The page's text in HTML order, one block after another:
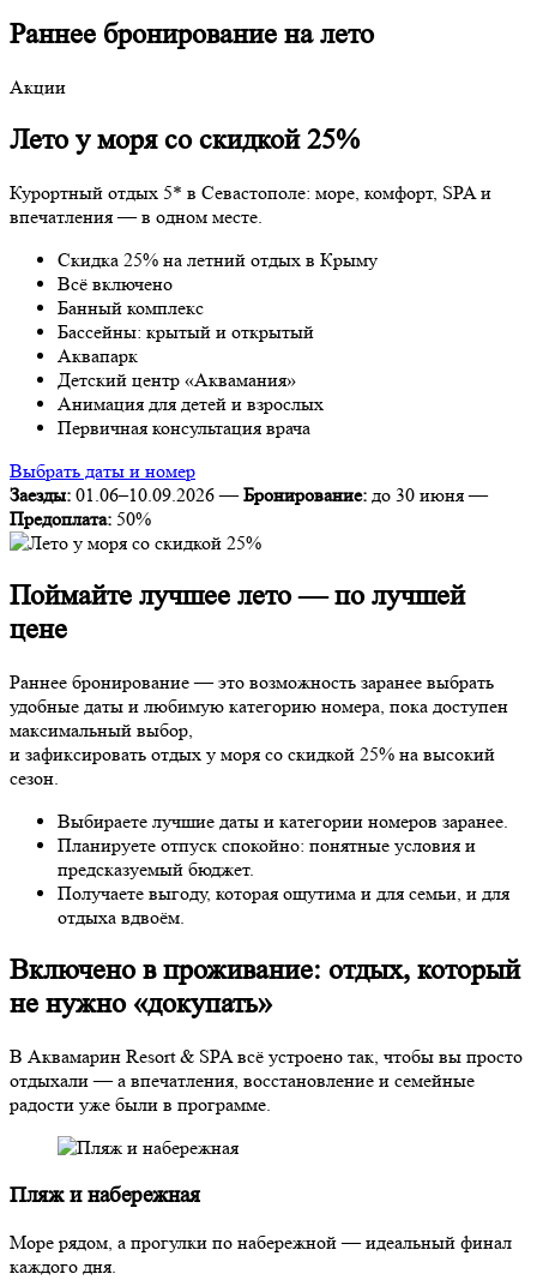
Раннее бронирование на лето
Акции
Лето у моря со скидкой 25%
Курортный отдых 5* в Севастополе: море, комфорт, SPA и
впечатления — в одном месте.
Скидка 25% на летний отдых в Крыму
Всё включено
Банный комплекс
Бассейны: крытый и открытый
Аквапарк
Детский центр «Аквамания»
Анимация для детей и взрослых
Первичная консультация врача
Выбрать даты и номер
Заезды: 01.06–10.09.2026 — Бронирование: до 30 июня —
Предоплата: 50%
Поймайте лучшее лето — по лучшей
цене
Раннее бронирование — это возможность заранее выбрать
удобные даты и любимую категорию номера, пока доступен
максимальный выбор,
и зафиксировать отдых у моря со скидкой 25% на высокий
сезон.
Выбираете лучшие даты и категории номеров заранее.
Планируете отпуск спокойно: понятные условия и
предсказуемый бюджет.
Получаете выгоду, которая ощутима и для семьи, и для
отдыха вдвоём.
Включено в проживание: отдых, который
не нужно «докупать»
В Аквамарин Resort & SPA всё устроено так, чтобы вы просто
отдыхали — а впечатления, восстановление и семейные
радости уже были в программе.
Пляж и набережная
Море рядом, а прогулки по набережной — идеальный финал
каждого дня.